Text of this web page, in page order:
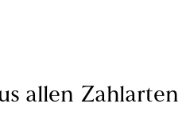
allen Zahlarten